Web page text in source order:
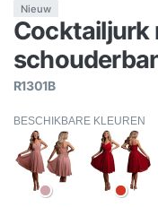
Nieuw
Cocktailjurk
R1301B
BESCHIKBARE KLEUREN